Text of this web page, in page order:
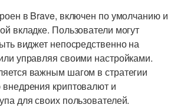
в Brave, включен по умолчанию и
вкладке. Пользователи могут
виджет непосредственно на
управляя своими настройками.
важным шагом в стратегии
криптовалют и
для своих пользователей.